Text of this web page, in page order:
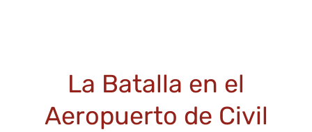
La Batalla en el
Aeropuerto de Civil